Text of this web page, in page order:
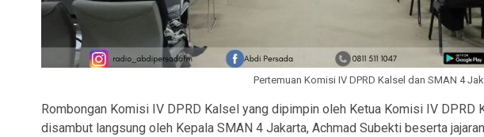
Pertemuan Komisi IV DPRD Kalsel dan SMAN 4
Rombongan Komisi IV DPRD Kalsel yang dipimpin oleh Ketua Komisi IV DPRD
disambut langsung oleh Kepala SMAN 4 Jakarta, Achmad Subekti beserta